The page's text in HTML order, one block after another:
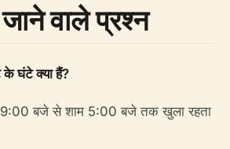
वाले प्रश्न
के घंटे क्या हैं?
9:00 बजे से शाम 5:00 बजे तक खुला रहता